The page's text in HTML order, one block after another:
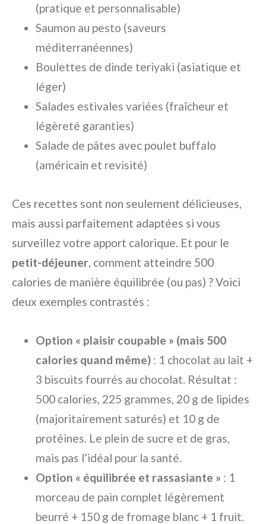
(pratique et personnalisable)
Saumon au pesto (saveurs
méditerranéennes)
Boulettes de dinde teriyaki (asiatique et
léger)
Salades estivales variées (fraîcheur et
légèreté garanties)
Salade de pâtes avec poulet buffalo
(américain et revisité)
Ces recettes sont non seulement délicieuses,
mais aussi parfaitement adaptées si vous
surveillez votre apport calorique. Et pour le
petit-déjeuner , comment atteindre 500
calories de manière équilibrée (ou pas) ? Voici
deux exemples contrastés :
Option « plaisir coupable » (mais 500
calories quand même) : 1 chocolat au lait +
3 biscuits fourrés au chocolat. Résultat :
500 calories, 225 grammes, 20 g de lipides
(majoritairement saturés) et 10 g de
protéines. Le plein de sucre et de gras,
mais pas l’idéal pour la santé.
Option « équilibrée et rassasiante » : 1
morceau de pain complet légèrement
beurré + 150 g de fromage blanc + 1 fruit.